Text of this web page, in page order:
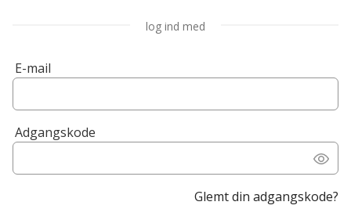
log ind med
E-mail
Adgangskode
Glemt din adgangskode?